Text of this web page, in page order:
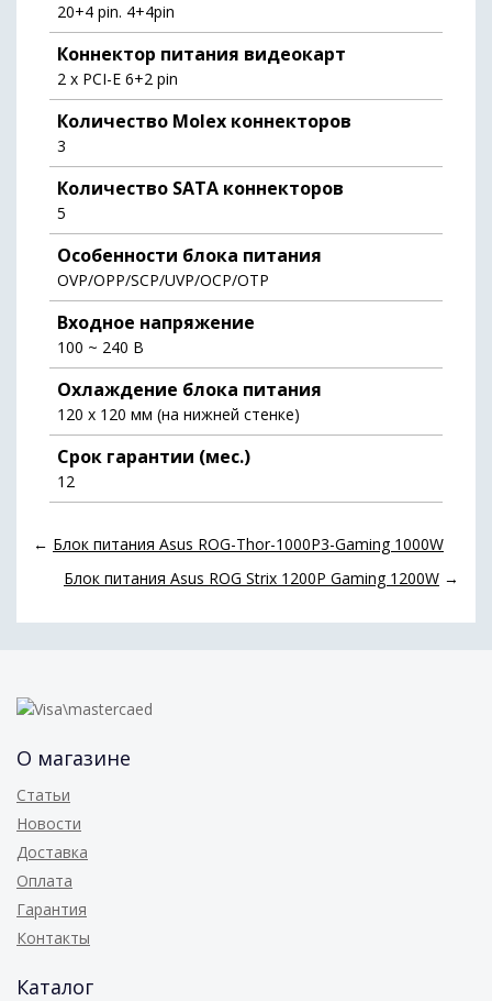
20+4 pin. 4+4pin
Коннектор питания видеокарт
2 x PCI-E 6+2 pin
Количество Molex коннекторов
3
Количество SATA коннекторов
5
Особенности блока питания
OVP/OPP/SCP/UVP/OCP/OTP
Входное напряжение
100 ~ 240 В
Охлаждение блока питания
120 x 120 мм (на нижней стенке)
Срок гарантии (мес.)
12
← Блок питания Asus ROG-Thor-1000P3-Gaming 1000W
Блок питания Asus ROG Strix 1200P Gaming 1200W →
О магазине
Статьи
Новости
Доставка
Оплата
Гарантия
Контакты
Каталог